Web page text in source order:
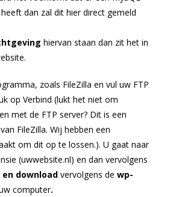
dan zal dit hier direct gemeld
hiervan staan dan zit het in
zoals FileZilla en vul uw FTP
op Verbind (lukt het niet om
met de FTP server? Dit is een
FileZilla. Wij hebben een
om dit op te lossen.). U gaat naar
(uwwebsite.nl) en dan vervolgens
download vervolgens de wp-
computer.